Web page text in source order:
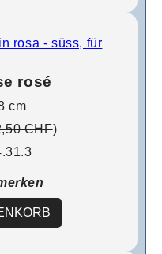
rosé
cm
CHF)